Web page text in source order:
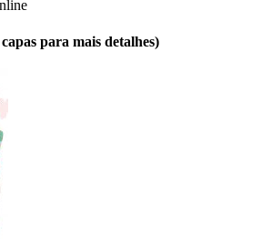
para mais detalhes)